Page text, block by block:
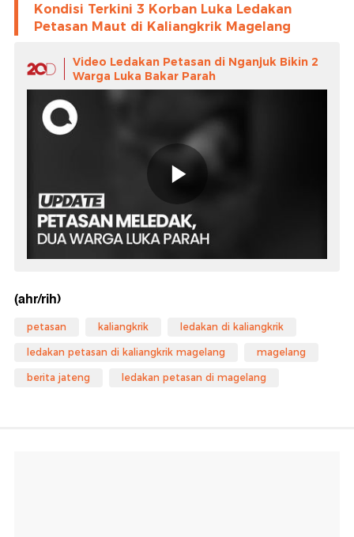
Kondisi Terkini 3 Korban Luka Ledakan
Petasan Maut di Kaliangkrik Magelang
Video Ledakan Petasan di Nganjuk Bikin 2
Warga Luka Bakar Parah
(ahr/rih)
petasan kaliangkrik ledakan di kaliangkrik
ledakan petasan di kaliangkrik magelang magelang
berita jateng ledakan petasan di magelang